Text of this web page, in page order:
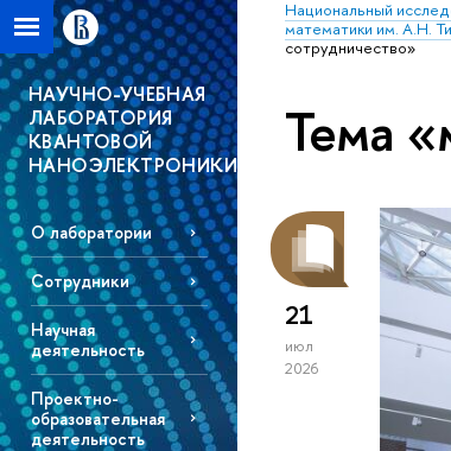
Национальный
математики им. А.Н.
сотрудничество»
НАУЧНО-УЧЕБНАЯ
ЛАБОРАТОРИЯ
КВАНТОВОЙ
НАНОЭЛЕКТРОНИКИ
О лаборатории
Сотрудники
Научная
деятельность
Проектно-
образовательная
деятельность
Тема
21
июл
2026